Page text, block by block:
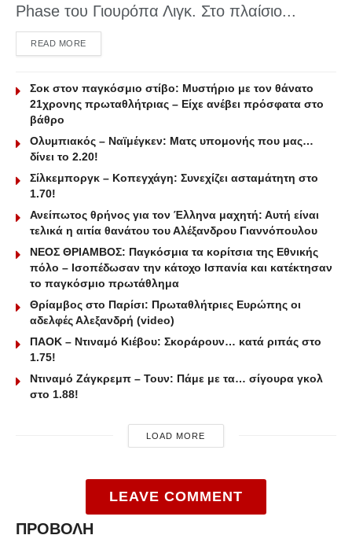
Phase του Γιουρόπα Λιγκ. Στο πλαίσιο...
READ MOREDETAILS
Σοκ στον παγκόσμιο στίβο: Μυστήριο με τον θάνατο
21χρονης πρωταθλήτριας – Είχε ανέβει πρόσφατα στο
βάθρο
Ολυμπιακός – Ναϊμέγκεν: Ματς υπομονής που μας…
δίνει το 2.20!
Σίλκεμποργκ – Κοπεγχάγη: Συνεχίζει ασταμάτητη στο
1.70!
Ανείπωτος θρήνος για τον Έλληνα μαχητή: Αυτή είναι
τελικά η αιτία θανάτου του Αλέξανδρου Γιαννόπουλου
ΝΕΟΣ ΘΡΙΑΜΒΟΣ: Παγκόσμια τα κορίτσια της Εθνικής
πόλο – Ισοπέδωσαν την κάτοχο Ισπανία και κατέκτησαν
το παγκόσμιο πρωτάθλημα
Θρίαμβος στο Παρίσι: Πρωταθλήτριες Ευρώπης οι
αδελφές Αλεξανδρή (video)
ΠΑΟΚ – Ντιναμό Κιέβου: Σκοράρουν… κατά ριπάς στο
1.75!
Ντιναμό Ζάγκρεμπ – Τουν: Πάμε με τα… σίγουρα γκολ
στο 1.88!
LOAD MORE
LEAVE COMMENT
ΠΡΟΒΟΛΗ